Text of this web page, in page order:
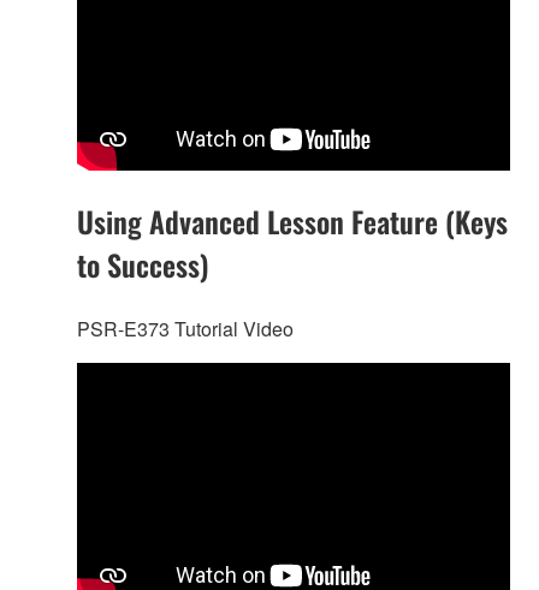
Using Advanced Lesson Feature (Keys
to Success)
PSR-E373 Tutorial Video